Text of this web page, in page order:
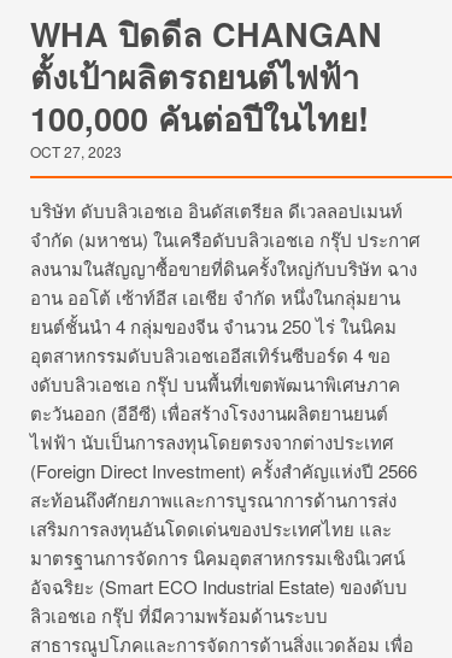
WHA ปิดดีล CHANGAN
ตั้งเป้าผลิตรถยนต์ไฟฟ้า
100,000 คันต่อปีในไทย!
OCT 27, 2023
บริษัท ดับบลิวเอชเอ อินดัสเตรียล ดีเวลลอปเมนท์
จำกัด (มหาชน) ในเครือดับบลิวเอชเอ กรุ๊ป ประกาศ
ลงนามในสัญญาซื้อขายที่ดินครั้งใหญ่กับบริษัท ฉาง
อาน ออโต้ เซ้าท์อีส เอเชีย จำกัด หนึ่งในกลุ่มยาน
ยนต์ชั้นนำ 4 กลุ่มของจีน จำนวน 250 ไร่ ในนิคม
อุตสาหกรรมดับบลิวเอชเออีสเทิร์นซีบอร์ด 4 ขอ
งดับบลิวเอชเอ กรุ๊ป บนพื้นที่เขตพัฒนาพิเศษภาค
ตะวันออก (อีอีซี) เพื่อสร้างโรงงานผลิตยานยนต์
ไฟฟ้า นับเป็นการลงทุนโดยตรงจากต่างประเทศ
(Foreign Direct Investment) ครั้งสำคัญแห่งปี 2566
สะท้อนถึงศักยภาพและการบูรณาการด้านการส่ง
เสริมการลงทุนอันโดดเด่นของประเทศไทย และ
มาตรฐานการจัดการ นิคมอุตสาหกรรมเชิงนิเวศน์
อัจฉริยะ (Smart ECO Industrial Estate) ของดับบ
ลิวเอชเอ กรุ๊ป ที่มีความพร้อมด้านระบบ
สาธารณูปโภคและการจัดการด้านสิ่งแวดล้อม เพื่อ